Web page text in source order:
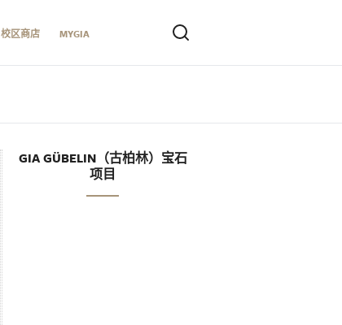
校区商店 MYGIA
GIA GÜBELIN（古柏林）宝石
项目